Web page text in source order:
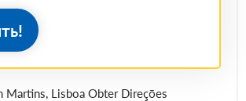
Martins, Lisboa Obter Direções